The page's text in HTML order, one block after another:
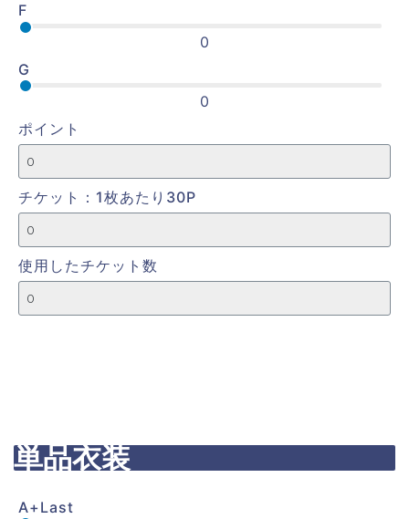
F
0
G
0
ポイント
チケット：1枚あたり30P
使用したチケット数
単品衣装
A+Last